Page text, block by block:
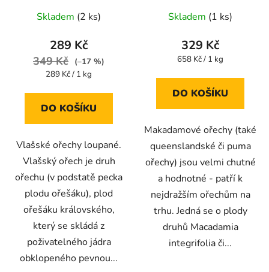
hodnocení
produktu
je
4,3
5
Skladem (2 ks)
289 Kč
349 Kč
(–17 %)
Měrná
289 Kč / 1 kg
DO KOŠÍKU
Vlašské ořechy loupané.
Vlašský ořech je druh
ořechu (v podstatě pecka
plodu ořešáku), plod
ořešáku královského,
který se skládá z
poživatelného jádra
obklopeného pevnou...
Skladem (1 ks)
329 Kč
Měrná
658 Kč / 1 kg
DO KOŠÍKU
Makadamové ořechy (také
queenslandské či puma
ořechy) jsou velmi chutné
a hodnotné - patří k
nejdražším ořechům na
trhu. Jedná se o plody
druhů Macadamia
integrifolia či...